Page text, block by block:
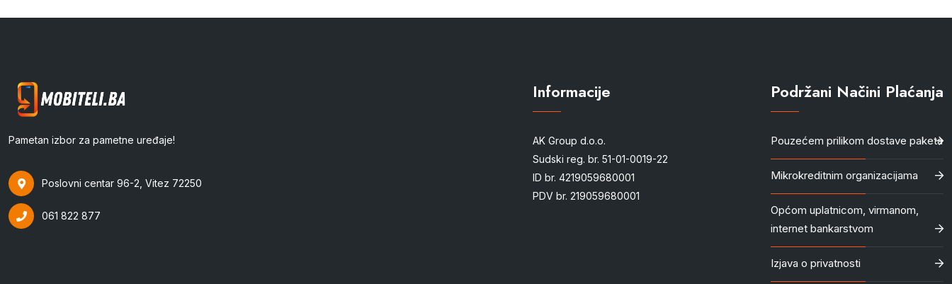
Pametan izbor za pametne uređaje!
Poslovni centar 96-2, Vitez 72250
061 822 877
Informacije
AK Group d.o.o.
Sudski reg. br. 51-01-0019-22
ID br. 4219059680001
PDV br. 219059680001
Podržani Načini Plaćanja
Pouzećem prilikom dostave paketa
Mikrokreditnim organizacijama
Općom uplatnicom, virmanom,
internet bankarstvom
Izjava o privatnosti